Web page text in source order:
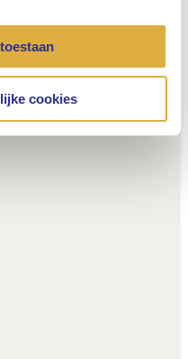
cookies